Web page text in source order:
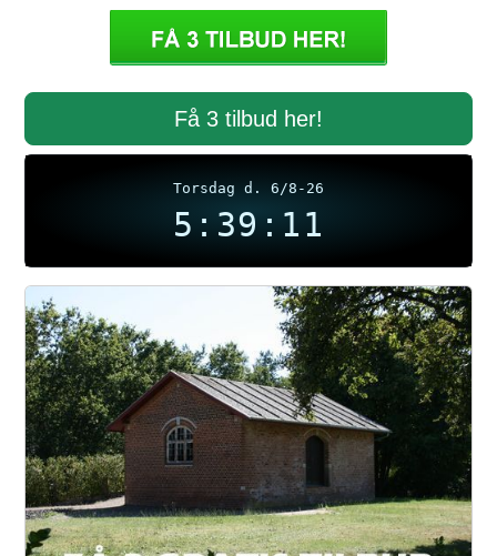
Få 3 tilbud her!
Torsdag d. 6/8-26
5:39:12